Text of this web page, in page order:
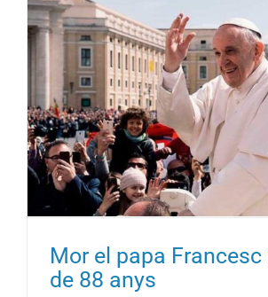
Mor el papa Francesc
de 88 anys